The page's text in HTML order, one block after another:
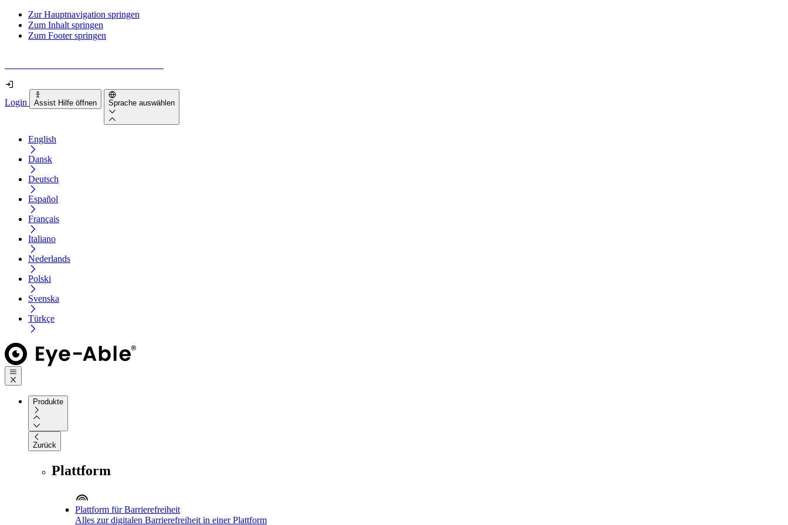
Zur Hauptnavigation springen
Zum Inhalt springen
Zum Footer springen
Login Assist Hilfe öffnen Sprache auswählen
English
Dansk
Deutsch
Español
Français
Italiano
Nederlands
Polski
Svenska
Türkçe
Produkte
Zurück
Plattform
Plattform für Barrierefreiheit
Alles zur digitalen Barrierefreiheit in einer Plattform